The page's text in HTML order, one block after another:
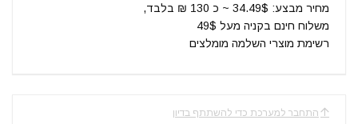
מחיר מבצע: 34.49$ ~ כ 130 ₪ בלבד,
משלוח חינם בקניה מעל 49$
רשימת מוצרי השלמה מומלצים
התחבר למערכת כדי להשתתף בדיון